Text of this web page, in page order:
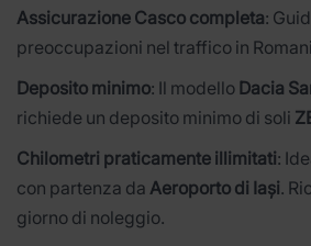
Assicurazione Casco completa:
preoccupazioni nel traffico in
Deposito minimo: Il modello Dacia
richiede un deposito minimo di soli
Chilometri praticamente illimitati:
con partenza da Aeroporto di Iași.
giorno di noleggio.